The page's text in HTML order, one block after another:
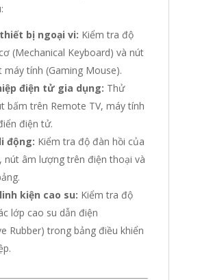
bị ngoại vi: Kiểm tra độ
(Mechanical Keyboard) và nút
máy tính (Gaming Mouse).
điện tử gia dụng: Thử
bấm trên Remote TV, máy tính
điện tử.
động: Kiểm tra độ đàn hồi của
nút âm lượng trên điện thoại và
kiện cao su: Kiểm tra độ
lớp cao su dẫn điện
Rubber) trong bảng điều khiển